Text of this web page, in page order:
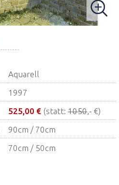
Aquarell
1997
525,00 € (statt: 1050,- €)
90cm / 70cm
70cm / 50cm